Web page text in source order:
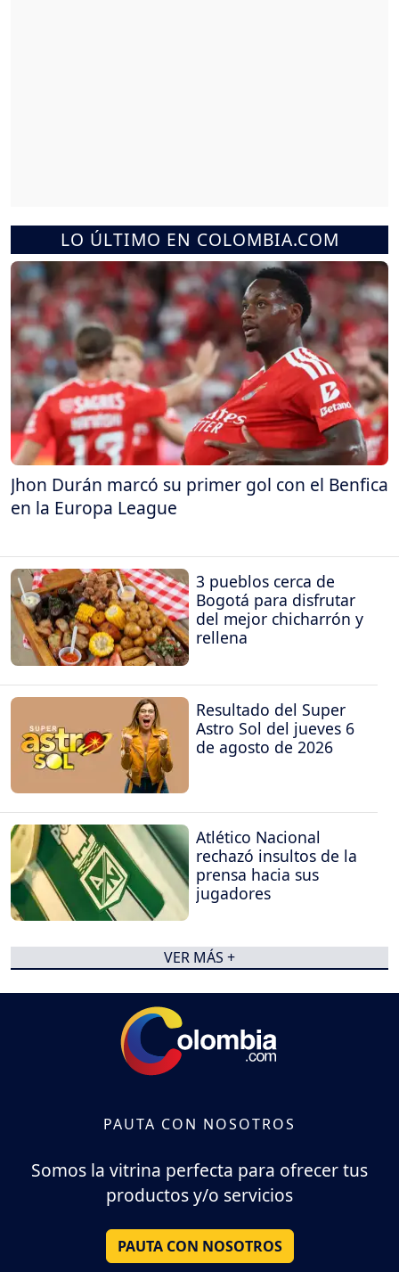
LO ÚLTIMO EN COLOMBIA.COM
Jhon Durán marcó su primer gol con el Benfica
en la Europa League
3 pueblos cerca de
Bogotá para disfrutar
del mejor chicharrón y
rellena
Resultado del Super
Astro Sol del jueves 6
de agosto de 2026
Atlético Nacional
rechazó insultos de la
prensa hacia sus
jugadores
VER MÁS +
PAUTA CON NOSOTROS
Somos la vitrina perfecta para ofrecer tus
productos y/o servicios
PAUTA CON NOSOTROS